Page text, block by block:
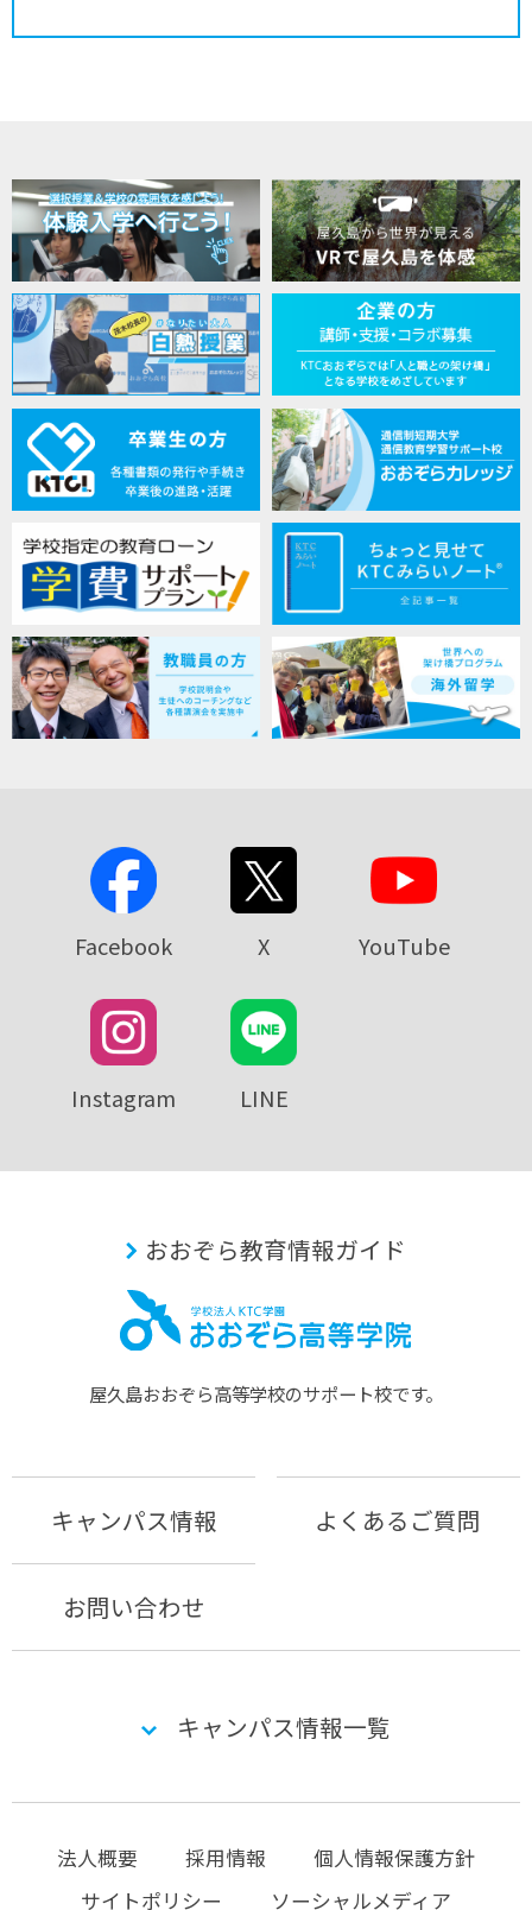
Facebook X YouTube
Instagram LINE
おおぞら教育情報ガイド
屋久島おおぞら⾼等学校のサポート校です。
キャンパス情報 よくあるご質問
お問い合わせ
キャンパス情報一覧
法人概要 採用情報
個人情報保護方針
サイトポリシー
ソーシャルメディア